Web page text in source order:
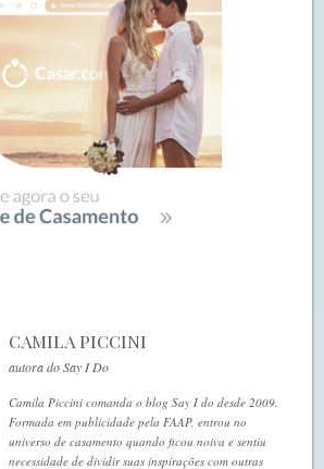
CAMILA PICCINI
autora do Say I Do
Camila Piccini comanda o blog Say I do desde 2009.
Formada em publicidade pela FAAP, entrou no
universo de casamento quando ficou noiva e sentiu
necessidade de dividir suas inspirações com outras